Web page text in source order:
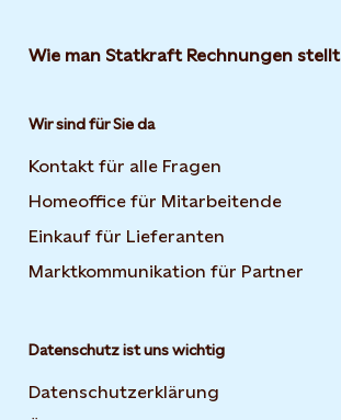
Wie man Statkraft Rechnungen stellt
Wir sind für Sie da
Kontakt für alle Fragen
Homeoffice für Mitarbeitende
Einkauf für Lieferanten
Marktkommunikation für Partner
Datenschutz ist uns wichtig
Datenschutzerklärung